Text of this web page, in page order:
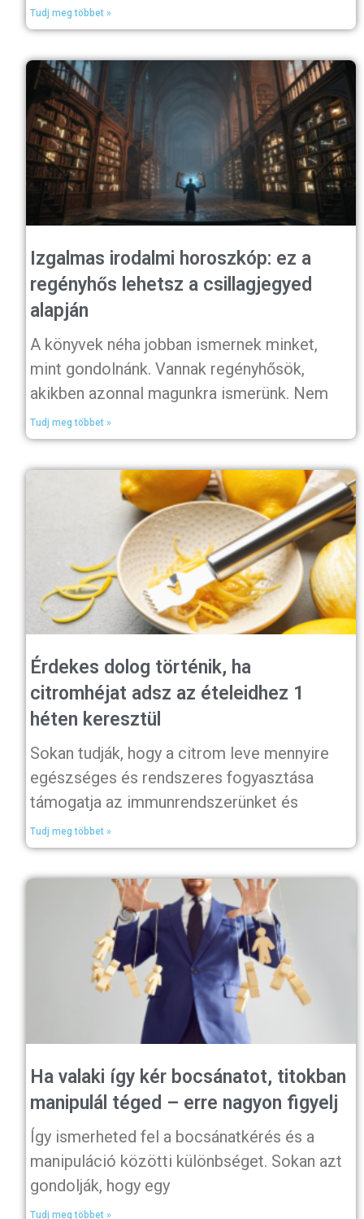
Tudj meg többet »
Izgalmas irodalmi horoszkóp: ez a
regényhős lehetsz a csillagjegyed
alapján
A könyvek néha jobban ismernek minket,
mint gondolnánk. Vannak regényhősök,
akikben azonnal magunkra ismerünk. Nem
Tudj meg többet »
Érdekes dolog történik, ha
citromhéjat adsz az ételeidhez 1
héten keresztül
Sokan tudják, hogy a citrom leve mennyire
egészséges és rendszeres fogyasztása
támogatja az immunrendszerünket és
Tudj meg többet »
Ha valaki így kér bocsánatot, titokban
manipulál téged – erre nagyon figyelj
Így ismerheted fel a bocsánatkérés és a
manipuláció közötti különbséget. Sokan azt
gondolják, hogy egy
Tudj meg többet »